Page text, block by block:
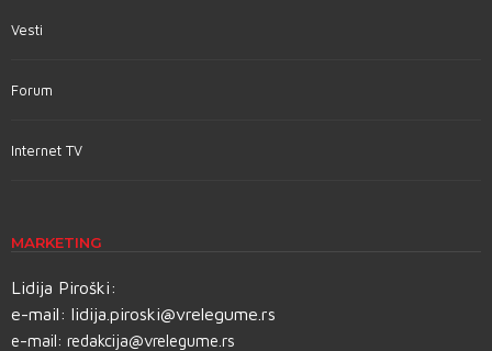
Vesti
Forum
Internet TV
MARKETING
Lidija Piroški:
e-mail: lidija.piroski@vrelegume.rs
e-mail: redakcija@vrelegume.rs